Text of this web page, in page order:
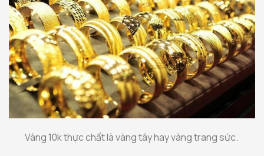
Vàng 10k thực chất là vàng tây hay vàng trang sức.